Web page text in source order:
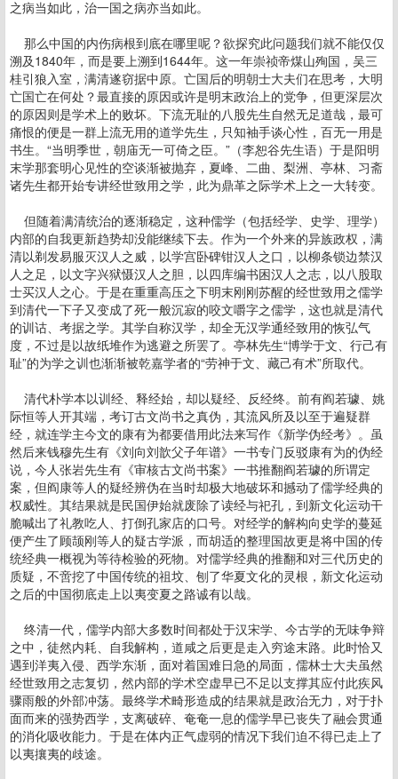
之病当如此，治一国之病亦当如此。
那么中国的内伤病根到底在哪里呢？欲探究此问题我们就不能仅仅
溯及1840年，而是要上溯到1644年。这一年崇祯帝煤山殉国，吴三
桂引狼入室，满清遂窃据中原。亡国后的明朝士大夫们在思考，大明
亡国亡在何处？最直接的原因或许是明末政治上的党争，但更深层次
的原因则是学术上的败坏。下流无耻的八股先生自然无足道哉，最可
痛恨的便是一群上流无用的道学先生，只知袖手谈心性，百无一用是
书生。“当明季世，朝庙无一可倚之臣。”（李恕谷先生语）于是阳明
末学那套明心见性的空谈渐被抛弃，夏峰、二曲、梨洲、亭林、习斋
诸先生都开始专讲经世致用之学，此为鼎革之际学术上之一大转变。
但随着满清统治的逐渐稳定，这种儒学（包括经学、史学、理学）
内部的自我更新趋势却没能继续下去。作为一个外来的异族政权，满
清以剃发易服灭汉人之威，以学宫卧碑钳汉人之口，以柳条锁边禁汉
人之足，以文字兴狱慑汉人之胆，以四库编书困汉人之志，以八股取
士买汉人之心。于是在重重高压之下明末刚刚苏醒的经世致用之儒学
到清代一下子又变成了死一般沉寂的咬文嚼字之儒学，这也就是清代
的训诂、考据之学。其学自称汉学，却全无汉学通经致用的恢弘气
度，不过是以故纸堆作为逃避之所罢了。亭林先生“博学于文、行己有
耻”的为学之训也渐渐被乾嘉学者的“劳神于文、藏己有术”所取代。
清代朴学本以训经、释经始，却以疑经、反经终。前有阎若璩、姚
际恒等人开其端，考订古文尚书之真伪，其流风所及以至于遍疑群
经，就连学主今文的康有为都要借用此法来写作《新学伪经考》。虽
然后来钱穆先生有《刘向刘歆父子年谱》一书专门反驳康有为的伪经
说，今人张岩先生有《审核古文尚书案》一书推翻阎若璩的所谓定
案，但阎康等人的疑经辨伪在当时却极大地破坏和撼动了儒学经典的
权威性。其结果就是民国伊始就废除了读经与祀孔，到新文化运动干
脆喊出了礼教吃人、打倒孔家店的口号。对经学的解构向史学的蔓延
便产生了顾颉刚等人的疑古学派，而胡适的整理国故更是将中国的传
统经典一概视为等待检验的死物。对儒学经典的推翻和对三代历史的
质疑，不啻挖了中国传统的祖坟、刨了华夏文化的灵根，新文化运动
之后的中国彻底走上以夷变夏之路诚有以哉。
终清一代，儒学内部大多数时间都处于汉宋学、今古学的无味争辩
之中，徒然内耗、自我解构，道咸之后更是走入穷途末路。此时恰又
遇到洋夷入侵、西学东渐，面对着国难日急的局面，儒林士大夫虽然
经世致用之志复切，然内部的学术空虚早已不足以支撑其应付此疾风
骤雨般的外部冲荡。最终学术畸形造成的结果就是政治无力，对于扑
面而来的强势西学，支离破碎、奄奄一息的儒学早已丧失了融会贯通
的消化吸收能力。于是在体内正气虚弱的情况下我们迫不得已走上了
以夷攘夷的歧途。